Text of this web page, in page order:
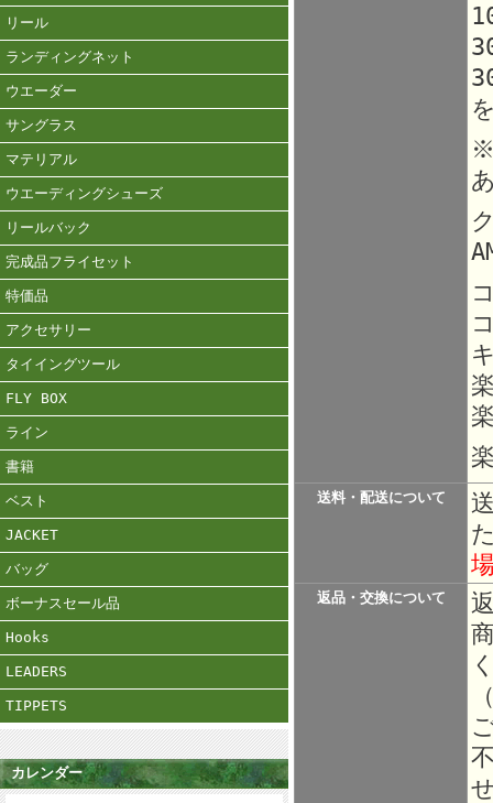
リール
ランディングネット
ウエーダー
サングラス
マテリアル
ウエーディングシューズ
リールバック
完成品フライセット
特価品
アクセサリー
タイイングツール
FLY BOX
ライン
書籍
ベスト
JACKET
バッグ
ボーナスセール品
Hooks
LEADERS
TIPPETS
カレンダー
送料・配送について
返品・交換について